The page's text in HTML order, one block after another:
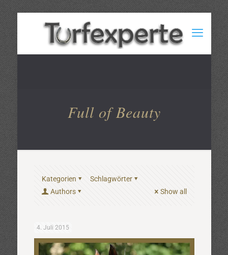
Full of Beauty
Kategorien
Schlagwörter
Authors
Show all
4. Juli 2015